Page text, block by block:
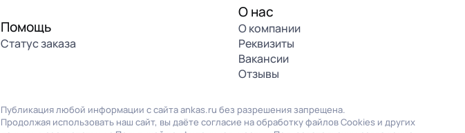
Помощь
Статус заказа
О нас
О компании
Реквизиты
Вакансии
Отзывы
Публикация любой информации с сайта ankas.ru без разрешения запрещена.
Продолжая использовать наш сайт, вы даёте согласие на обработку файлов Cookies и других